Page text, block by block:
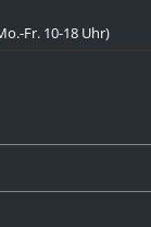
Fr. 10-18 Uhr)